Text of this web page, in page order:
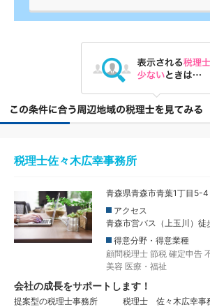
税理士佐々木広幸事務所
青森県青森市青葉1丁目5-4
アクセス
青森市営バス（上玉川）徒
得意分野・得意業種
顧問税理士 節税 確定申告
美容 医療・福祉
会社の成長をサポートします！
提案型の税理士事務所 税理士 佐々木広幸事